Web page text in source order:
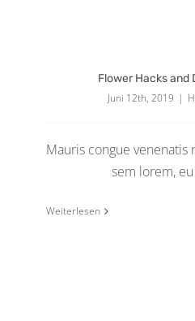
Flower Hacks and
Juni 12th, 2019 |
Mauris congue venenatis
sem lorem,
Weiterlesen